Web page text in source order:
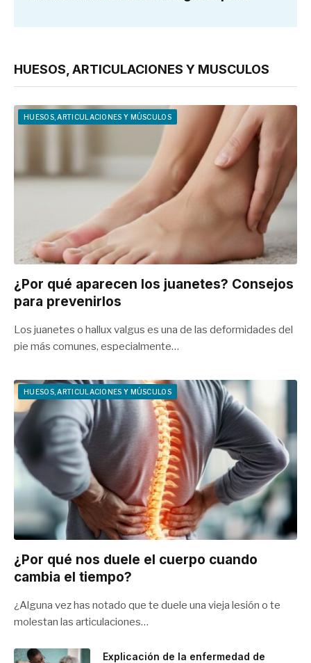
HUESOS, ARTICULACIONES Y MUSCULOS
HUESOS, ARTICULACIONES Y MÚSCULOS
¿Por qué aparecen los juanetes? Consejos
para prevenirlos
Los juanetes o hallux valgus es una de las deformidades del
pie más comunes, especialmente…
HUESOS, ARTICULACIONES Y MÚSCULOS
¿Por qué nos duele el cuerpo cuando
cambia el tiempo?
¿Alguna vez has notado que te duele una vieja lesión o te
molestan las articulaciones…
Explicación de la enfermedad de